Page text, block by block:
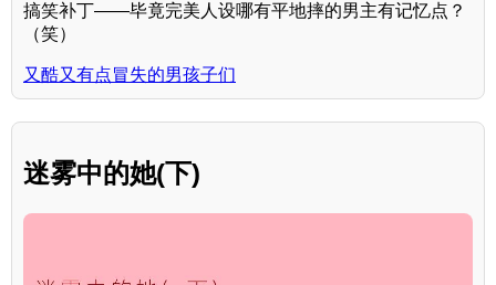
搞笑补丁——毕竟完美人设哪有平地摔的男主有记忆点？
（笑）
又酷又有点冒失的男孩子们
迷雾中的她(下)